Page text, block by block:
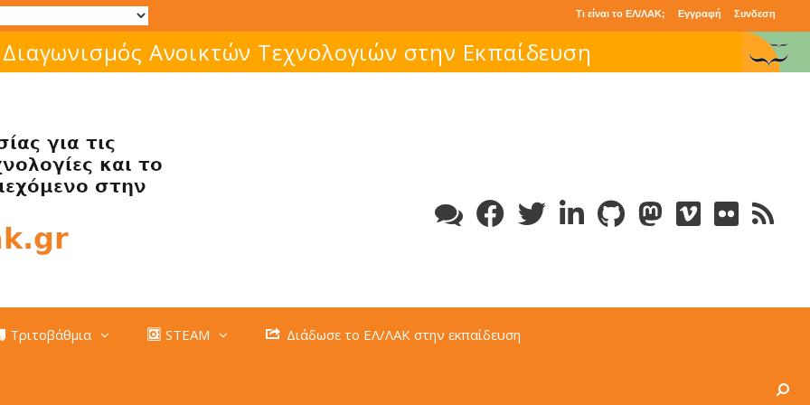
Τι είναι το ΕΛ/ΛΑΚ; Εγγραφή Συνδεση
Ανοικτών Τεχνολογιών στην Εκπαίδευση
Τριτοβάθμια STEAM Διάδωσε το ΕΛ/ΛΑΚ στην εκπαίδευση
Search